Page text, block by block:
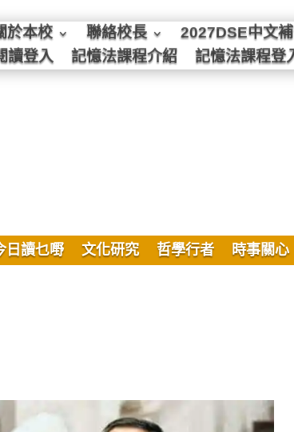
於本校 聯絡校長
2027DSE中文補
讀登入 記憶法課程介紹 記憶法課程登
日讀乜嘢 文化研究 哲學行者 時事關心